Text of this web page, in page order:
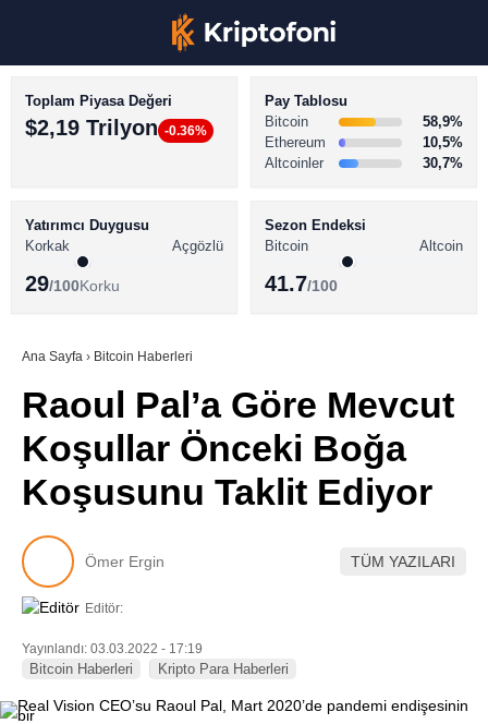
Youtube
TikTok
Pinterest
BİTCOİN HABERLERİ
ALTCOİN HABERLERİ
SÖZLÜK
Toplam Piyasa Değeri
$2,19 Trilyon -0.36%
Pay Tablosu
Bitcoin
58,9%
Ethereum
10,5%
Altcoinler
30,7%
Yatırımcı Duygusu
Korkak
Açgözlü
29/100Korku
Sezon Endeksi
Bitcoin
Altcoin
41.7/100
Ana Sayfa › Bitcoin Haberleri
Raoul Pal’a Göre Mevcut
Koşullar Önceki Boğa
Koşusunu Taklit Ediyor
Ömer Ergin TÜM YAZILARI
Editör:
Yayınlandı: 03.03.2022 - 17:19
Bitcoin Haberleri Kripto Para Haberleri